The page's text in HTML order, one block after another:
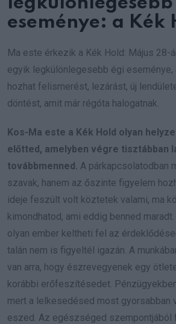
eseménye: a Kék
Ma este érkezik a Kék Hold: Május 28-
egyik legkülönlegesebb égi eseménye,
hozhat felismerést, lezárást, új
döntést, amit már régóta halogatnak.
Kos-Ma este a Kék Hold olyan
előtted, amelyben végre tisztábban
továbbmenned. A párkapcsolatodban
szavak, hanem az őszinte figyelem
ideje feszült volt köztetek valami, ma
kimondhatod, ami eddig benned
olyan ember keltheti fel az
talán nem is figyeltél igazán. A
van arra, hogy észrevegyenek egy
korábbi erőfeszítésedet.
mert a lelkesedésed most gyorsabban
eszed. Az egészséged szempontjából